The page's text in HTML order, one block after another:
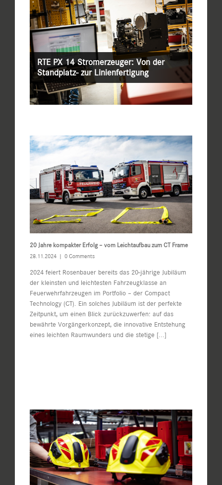
RTE PX 14 Stromerzeuger: Von der
Standplatz- zur Linienfertigung
20 Jahre kompakter Erfolg – vom Leichtaufbau zum CT Frame
28.11.2024 | 0 Comments
2024 feiert Rosenbauer bereits das 20-jährige Jubiläum
der kleinsten und leichtesten Fahrzeugklasse an
Feuerwehrfahrzeugen im Portfolio – der Compact
Technology (CT). Ein solches Jubiläum ist der perfekte
Zeitpunkt, um einen Blick zurückzuwerfen: auf das
bewährte Vorgängerkonzept, die innovative Entstehung
eines leichten Raumwunders und die stetige [...]